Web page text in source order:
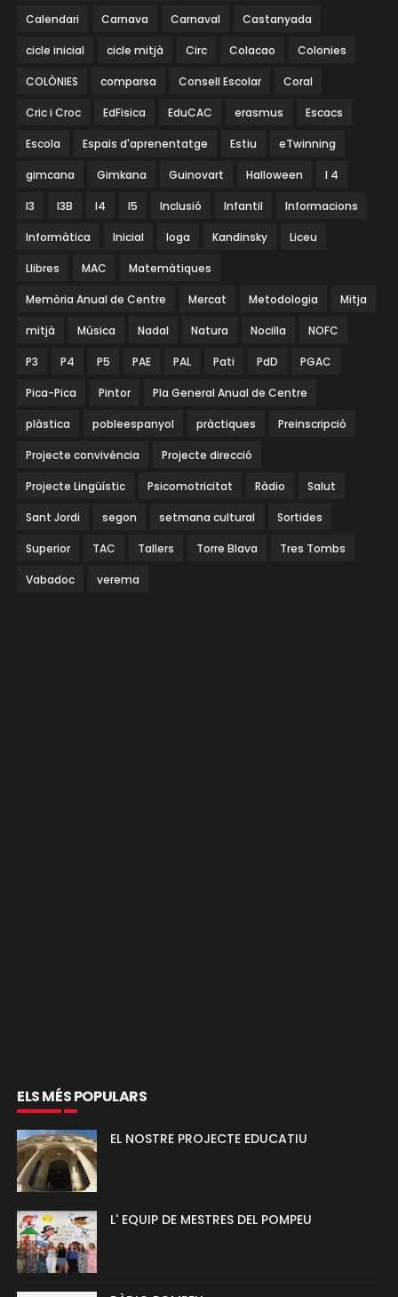
Calendari Carnava Carnaval Castanyada
cicle inicial cicle mitjà Circ Colacao Colonies
COLÒNIES comparsa Consell Escolar Coral
Cric i Croc EdFisica EduCAC erasmus Escacs
Escola Espais d'aprenentatge Estiu eTwinning
gimcana Gimkana Guinovart Halloween I 4
I3 I3B I4 I5 Inclusió Infantil Informacions
Informàtica Inicial Ioga Kandinsky Liceu
Llibres MAC Matemàtiques
Memòria Anual de Centre Mercat Metodologia Mitja
mitjà Música Nadal Natura Nocilla NOFC
P3 P4 P5 PAE PAL Pati PdD PGAC
Pica-Pica Pintor Pla General Anual de Centre
plàstica pobleespanyol pràctiques Preinscripció
Projecte convivència Projecte direcció
Projecte Lingüístic Psicomotricitat Ràdio Salut
Sant Jordi segon setmana cultural Sortides
Superior TAC Tallers Torre Blava Tres Tombs
Vabadoc verema
ELS MÉS POPULARS
EL NOSTRE PROJECTE EDUCATIU
L' EQUIP DE MESTRES DEL POMPEU